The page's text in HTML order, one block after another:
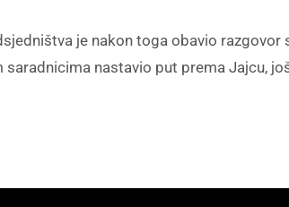
je nakon toga obavio
saradnicima nastavio put prema Jajcu,